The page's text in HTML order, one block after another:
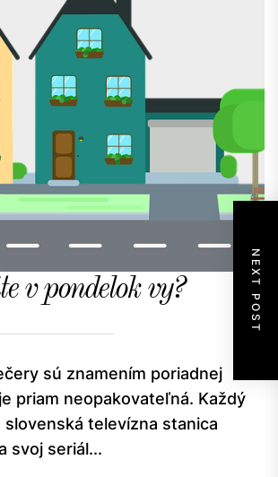
NEXT POST
v pondelok vy?
sú znamením poriadnej
priam neopakovateľná. Každý
televízna stanica
svoj seriál...